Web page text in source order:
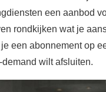
een aanbod
rondkijken wat je
een abonnement op
wilt afsluiten.